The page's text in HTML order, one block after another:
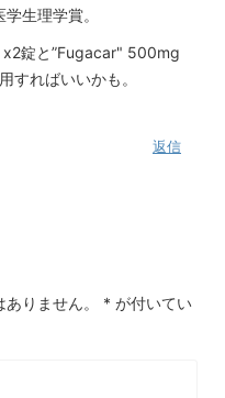
生理学賞。
錠と”Fugacar" 500mg
すればいいかも。
返信
りません。 * が付いてい